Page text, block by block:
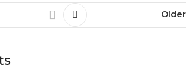
Older